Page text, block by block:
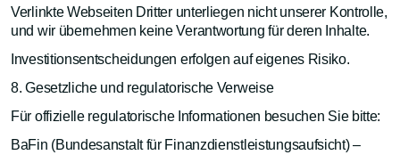
Verlinkte Webseiten Dritter unterliegen nicht unserer Kontrolle,
und wir übernehmen keine Verantwortung für deren Inhalte.
Investitionsentscheidungen erfolgen auf eigenes Risiko.
8. Gesetzliche und regulatorische Verweise
Für offizielle regulatorische Informationen besuchen Sie bitte:
BaFin (Bundesanstalt für Finanzdienstleistungsaufsicht) –